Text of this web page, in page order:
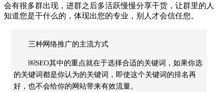
会有很多群出现，进群之后多活跃慢慢分享干货，让群里的人
知道您是干什么的，体现出您的专业，别人才会信任您。
三种网络推广的主流方式
￼SEO其中的重点就在于选择合适的关键词，如果你选
的关键词都是你认为的关键词，即使这个关键词的排名再
好，也不会给你的网站带来有效流量。